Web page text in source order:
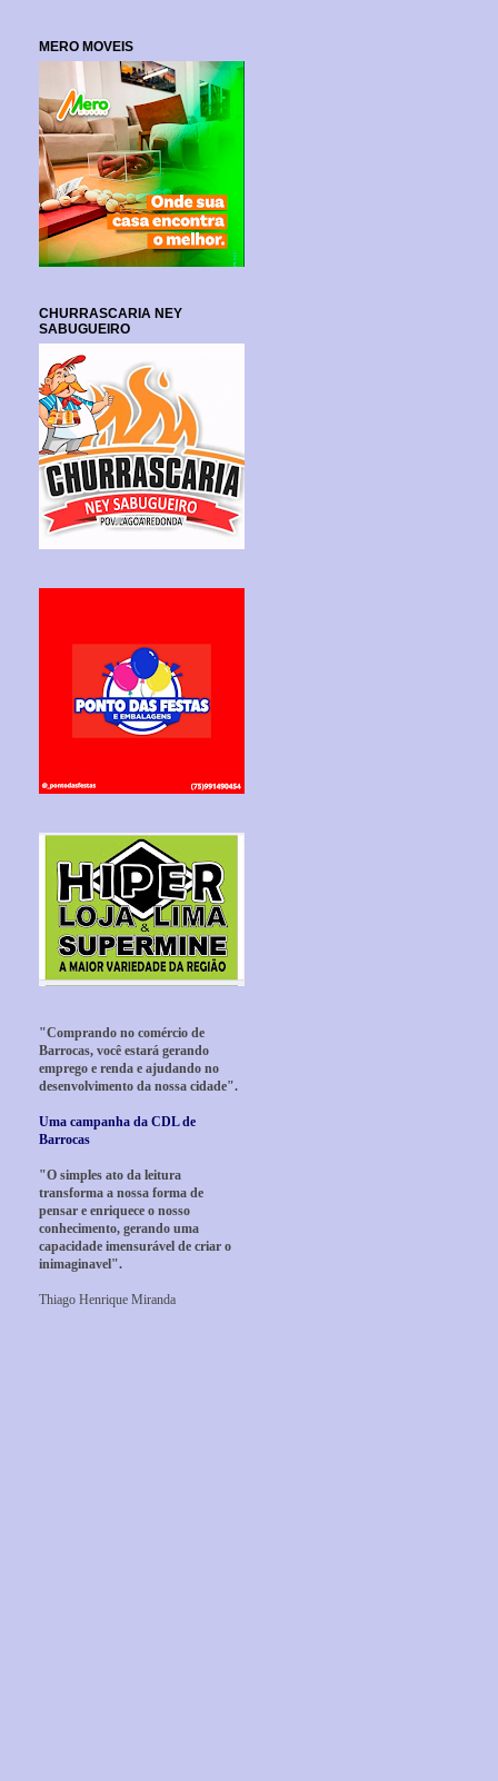
MERO MOVEIS
CHURRASCARIA NEY
SABUGUEIRO
"Comprando no comércio de
Barrocas, você estará gerando
emprego e renda e ajudando no
desenvolvimento da nossa cidade".
Uma campanha da CDL de
Barrocas
"O simples ato da leitura
transforma a nossa forma de
pensar e enriquece o nosso
conhecimento, gerando uma
capacidade imensurável de criar o
inimaginavel".
Thiago Henrique Miranda